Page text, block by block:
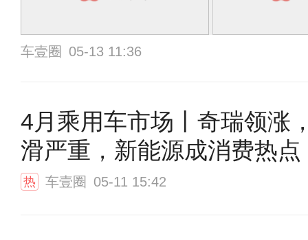
车壹圈 05-13 11:36
4月乘用车市场丨奇瑞领涨
滑严重，新能源成消费热点
热 车壹圈 05-11 15:42